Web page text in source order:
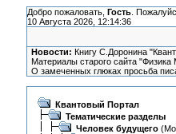
Добро пожаловать, Гость.
10 Августа 2026, 12:14:36
Новости: Книгу С.Доронина
Материалы старого сайта
О замеченных глюках просьба
Квантовый Портал
Тематические разделы
Человек будущего